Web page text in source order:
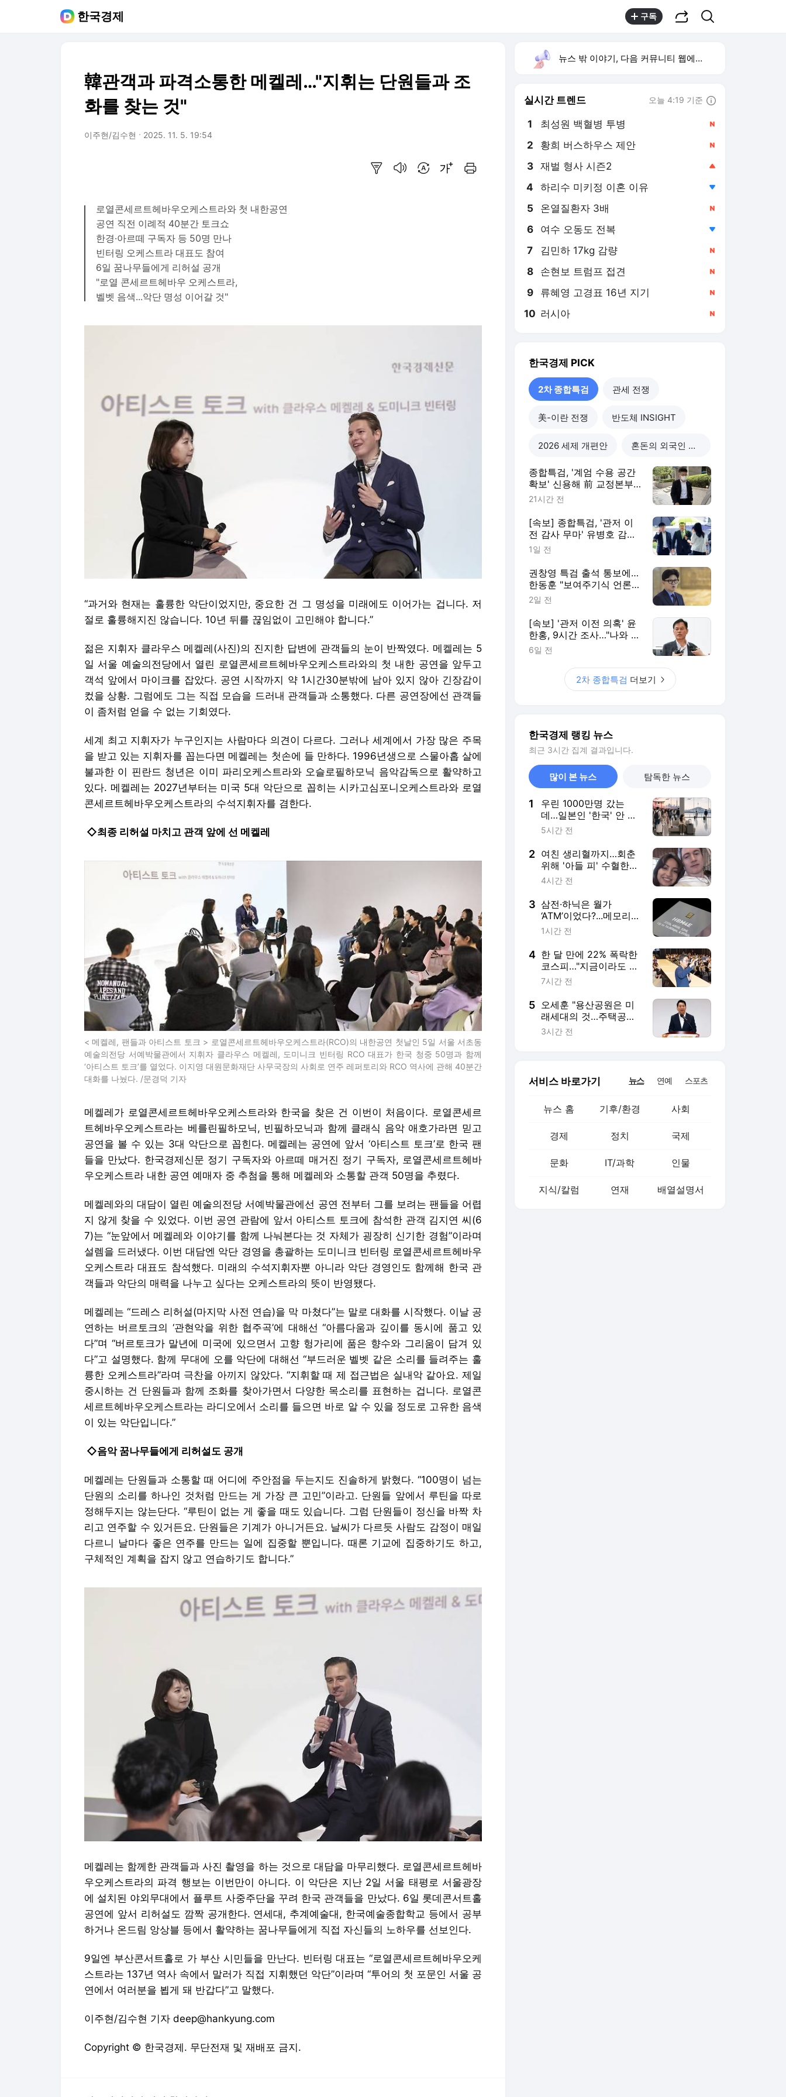
한국경제 구독
韓관객과 파격소통한 메켈레…"지휘는 단원들과 조
화를 찾는 것"
이주현/김수현 2025. 11. 5. 19:54
로열콘세르트헤바우오케스트라와 첫 내한공연
공연 직전 이례적 40분간 토크쇼
한경·아르떼 구독자 등 50명 만나
빈터링 오케스트라 대표도 참여
6일 꿈나무들에게 리허설 공개
"로열 콘세르트헤바우 오케스트라,
벨벳 음색...악단 명성 이어갈 것"
“과거와 현재는 훌륭한 악단이었지만, 중요한 건 그 명성을 미래에도 이어가는 겁니다. 저
절로 훌륭해지진 않습니다. 10년 뒤를 끊임없이 고민해야 합니다.”
젊은 지휘자 클라우스 메켈레(사진)의 진지한 답변에 관객들의 눈이 반짝였다. 메켈레는 5
일 서울 예술의전당에서 열린 로열콘세르트헤바우오케스트라와의 첫 내한 공연을 앞두고
객석 앞에서 마이크를 잡았다. 공연 시작까지 약 1시간30분밖에 남아 있지 않아 긴장감이
컸을 상황. 그럼에도 그는 직접 모습을 드러내 관객들과 소통했다. 다른 공연장에선 관객들
이 좀처럼 얻을 수 없는 기회였다.
세계 최고 지휘자가 누구인지는 사람마다 의견이 다르다. 그러나 세계에서 가장 많은 주목
을 받고 있는 지휘자를 꼽는다면 메켈레는 첫손에 들 만하다. 1996년생으로 스물아홉 살에
불과한 이 핀란드 청년은 이미 파리오케스트라와 오슬로필하모닉 음악감독으로 활약하고
있다. 메켈레는 2027년부터는 미국 5대 악단으로 꼽히는 시카고심포니오케스트라와 로열
콘세르트헤바우오케스트라의 수석지휘자를 겸한다.
◇최종 리허설 마치고 관객 앞에 선 메켈레
< 메켈레, 팬들과 아티스트 토크 > 로열콘세르트헤바우오케스트라(RCO)의 내한공연 첫날인 5일 서울 서초동
예술의전당 서예박물관에서 지휘자 클라우스 메켈레, 도미니크 빈터링 RCO 대표가 한국 청중 50명과 함께
‘아티스트 토크’를 열었다. 이지영 대원문화재단 사무국장의 사회로 연주 레퍼토리와 RCO 역사에 관해 40분간
대화를 나눴다. /문경덕 기자
메켈레가 로열콘세르트헤바우오케스트라와 한국을 찾은 건 이번이 처음이다. 로열콘세르
트헤바우오케스트라는 베를린필하모닉, 빈필하모닉과 함께 클래식 음악 애호가라면 믿고
공연을 볼 수 있는 3대 악단으로 꼽힌다. 메켈레는 공연에 앞서 ‘아티스트 토크’로 한국 팬
들을 만났다. 한국경제신문 정기 구독자와 아르떼 매거진 정기 구독자, 로열콘세르트헤바
우오케스트라 내한 공연 예매자 중 추첨을 통해 메켈레와 소통할 관객 50명을 추렸다.
메켈레와의 대담이 열린 예술의전당 서예박물관에선 공연 전부터 그를 보려는 팬들을 어렵
지 않게 찾을 수 있었다. 이번 공연 관람에 앞서 아티스트 토크에 참석한 관객 김지연 씨(6
7)는 “눈앞에서 메켈레와 이야기를 함께 나눠본다는 것 자체가 굉장히 신기한 경험”이라며
설렘을 드러냈다. 이번 대담엔 악단 경영을 총괄하는 도미니크 빈터링 로열콘세르트헤바우
오케스트라 대표도 참석했다. 미래의 수석지휘자뿐 아니라 악단 경영인도 함께해 한국 관
객들과 악단의 매력을 나누고 싶다는 오케스트라의 뜻이 반영됐다.
메켈레는 “드레스 리허설(마지막 사전 연습)을 막 마쳤다”는 말로 대화를 시작했다. 이날 공
연하는 버르토크의 ‘관현악을 위한 협주곡’에 대해선 “아름다움과 깊이를 동시에 품고 있
다”며 “버르토크가 말년에 미국에 있으면서 고향 헝가리에 품은 향수와 그리움이 담겨 있
다”고 설명했다. 함께 무대에 오를 악단에 대해선 “부드러운 벨벳 같은 소리를 들려주는 훌
륭한 오케스트라”라며 극찬을 아끼지 않았다. “지휘할 때 제 접근법은 실내악 같아요. 제일
중시하는 건 단원들과 함께 조화를 찾아가면서 다양한 목소리를 표현하는 겁니다. 로열콘
세르트헤바우오케스트라는 라디오에서 소리를 들으면 바로 알 수 있을 정도로 고유한 음색
이 있는 악단입니다.”
◇음악 꿈나무들에게 리허설도 공개
메켈레는 단원들과 소통할 때 어디에 주안점을 두는지도 진솔하게 밝혔다. “100명이 넘는
단원의 소리를 하나인 것처럼 만드는 게 가장 큰 고민”이라고. 단원들 앞에서 루틴을 따로
정해두지는 않는단다. “루틴이 없는 게 좋을 때도 있습니다. 그럼 단원들이 정신을 바짝 차
리고 연주할 수 있거든요. 단원들은 기계가 아니거든요. 날씨가 다르듯 사람도 감정이 매일
다르니 날마다 좋은 연주를 만드는 일에 집중할 뿐입니다. 때론 기교에 집중하기도 하고,
구체적인 계획을 잡지 않고 연습하기도 합니다.”
메켈레는 함께한 관객들과 사진 촬영을 하는 것으로 대담을 마무리했다. 로열콘세르트헤바
우오케스트라의 파격 행보는 이번만이 아니다. 이 악단은 지난 2일 서울 태평로 서울광장
에 설치된 야외무대에서 플루트 사중주단을 꾸려 한국 관객들을 만났다. 6일 롯데콘서트홀
공연에 앞서 리허설도 깜짝 공개한다. 연세대, 추계예술대, 한국예술종합학교 등에서 공부
하거나 온드림 앙상블 등에서 활약하는 꿈나무들에게 직접 자신들의 노하우를 선보인다.
9일엔 부산콘서트홀로 가 부산 시민들을 만난다. 빈터링 대표는 “로열콘세르트헤바우오케
스트라는 137년 역사 속에서 말러가 직접 지휘했던 악단”이라며 “투어의 첫 포문인 서울 공
연에서 여러분을 뵙게 돼 반갑다”고 말했다.
이주현/김수현 기자 deep@hankyung.com
Copyright © 한국경제. 무단전재 및 재배포 금지.
뉴스 밖 이야기, 다음 커뮤니티 웹에서 보기
실시간 트렌드 오늘 4:19 기준
1 최성원 백혈병 투병
2 황희 버스하우스 제안
3 재벌 형사 시즌2
4 하리수 미키정 이혼 이유
5 온열질환자 3배
6 여수 오동도 전복
7 김민하 17kg 감량
8 손현보 트럼프 접견
9 류혜영 고경표 16년 지기
10 러시아
한국경제 PICK
2차 종합특검 관세 전쟁
美-이란 전쟁 반도체 INSIGHT
2026 세제 개편안 혼돈의 외국인 고용시장
종합특검, '계엄 수용 공간
확보' 신용해 前 교정본부
장 불구속 기소
21시간 전
[속보] 종합특검, '관저 이
전 감사 무마' 유병호 감사
위원 구속 기소
1일 전
권창영 특검 출석 통보에…
한동훈 "보여주기식 언론플
레이"
2일 전
[속보] '관저 이전 의혹' 윤
한홍, 9시간 조사…"나와 관
련 없다"
6일 전
2차 종합특검 더보기
한국경제 랭킹 뉴스
최근 3시간 집계 결과입니다.
많이 본 뉴스 탐독한 뉴스
1
우린 1000만명 갔는
데…일본인 '한국' 안 오
는 뜻밖의 이유 [도쿄나
5시간 전
2 여친 생리혈까지…회춘
위해 '아들 피' 수혈한
억만장자 근황
4시간 전
3 삼전·하닉은 월가
‘ATM’이었다?...메모리
저승사자 "이제 살때"
켓]
1시간 전
4 한 달 만에 22% 폭락한
코스피…"지금이라도 팔
까 버틸까"
7시간 전
5 오세훈 "용산공원은 미
래세대의 것…주택공급
반대"
3시간 전
서비스 바로가기 뉴스 연예 스포츠
뉴스 홈 기후/환경 사회
경제 정치 국제
문화 IT/과학 인물
지식/칼럼 연재 배열설명서